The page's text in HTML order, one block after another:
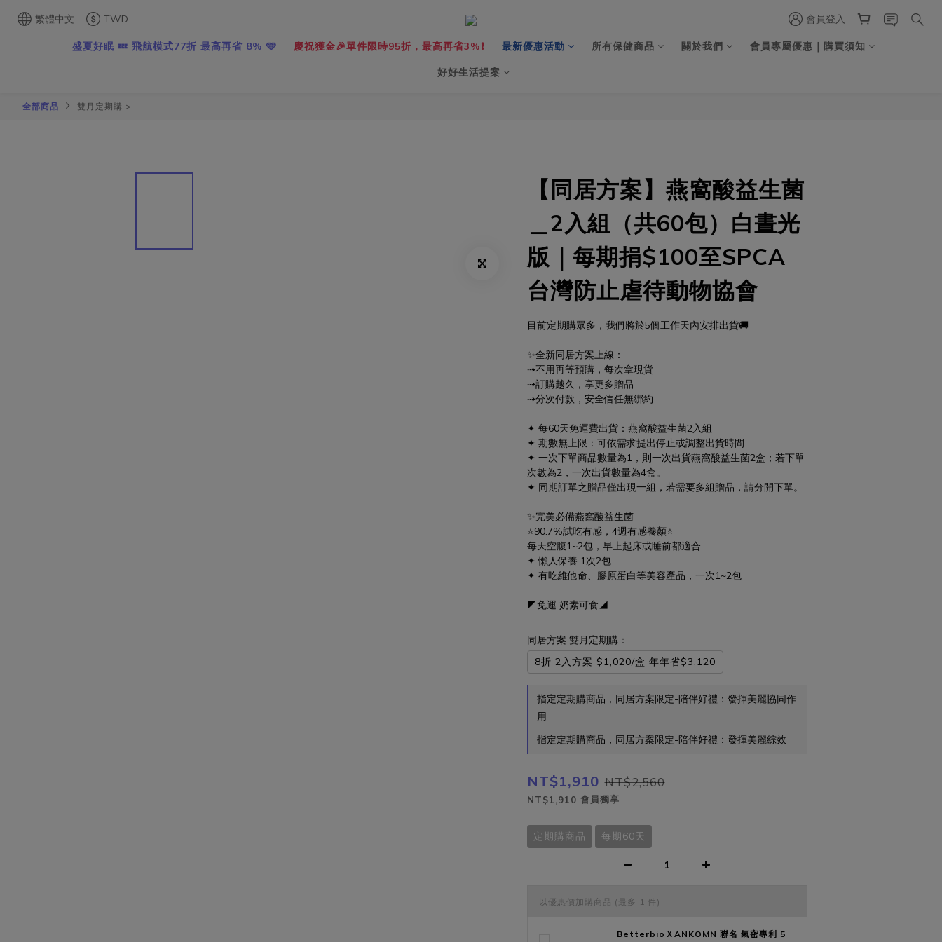
繁體中文 TWD 會員登入
盛夏好眠 💤 飛航模式77折 最高再省 8% 🩵 慶祝獲金🎉單件限時95折，最高再省3%❗️ 最新優惠活動 所有保健商品 關於我們 會員專屬優惠｜購買須知
好好生活提案
全部商品 雙月定期購 >
【同居方案】燕窩酸益生菌
＿2入組（共60包）白晝光
版｜每期捐$100至SPCA
台灣防止虐待動物協會
目前定期購眾多，我們將於5個工作天內安排出貨🚚
✨全新同居方案上線：
⇢不用再等預購，每次拿現貨
⇢訂購越久，享更多贈品
⇢分次付款，安全信任無綁約
✦ 每60天免運費出貨：燕窩酸益生菌2入組
✦ 期數無上限：可依需求提出停止或調整出貨時間
✦ 一次下單商品數量為1，則一次出貨燕窩酸益生菌2盒；若下單
次數為2，一次出貨數量為4盒。
✦ 同期訂單之贈品僅出現一組，若需要多組贈品，請分開下單。
✨完美必備燕窩酸益生菌
⭐90.7%試吃有感，4週有感養顏⭐
每天空腹1~2包，早上起床或睡前都適合
✦ 懶人保養 1次2包
✦ 有吃維他命、膠原蛋白等美容產品，一次1~2包
◤免運 奶素可食◢
同居方案 雙月定期購：
8折 2入方案 $1,020/盒 年年省$3,120
指定定期購商品，同居方案限定-陪伴好禮：發揮美麗協同作
用
指定定期購商品，同居方案限定-陪伴好禮：發揮美麗綜效
NT$1,910 NT$2,560
NT$1,910 會員獨享
定期購商品 每期60天
以優惠價加購商品 (最多 1 件)
BetterbioＸANKOMN 聯名 氣密專利 5